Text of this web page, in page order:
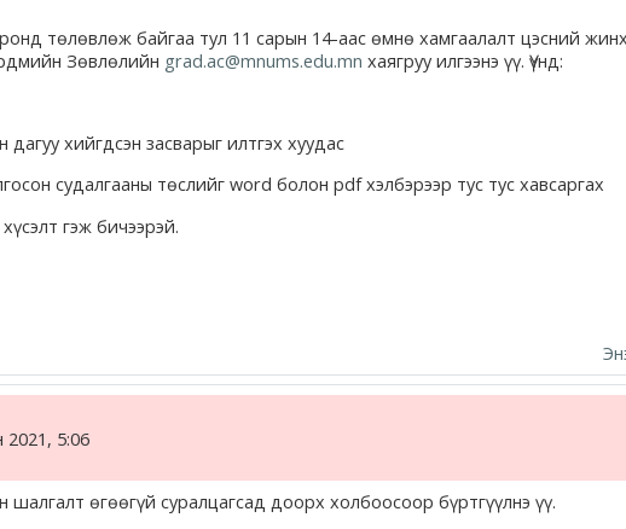
төлөвлөж байгаа тул 11 сарын 14-аас өмнө хамгаалалт цэсний
Зөвлөлийн grad.ac@mnums.edu.mn хаягруу илгээнэ үү. Үүнд:
хийгдсэн засварыг илтгэх хуудас
судалгааны төслийг word болон pdf хэлбэрээр тус тус хавсаргах
гэж бичээрэй.
5:06
өгөөгүй суралцагсад доорх холбоосоор бүртгүүлнэ үү.